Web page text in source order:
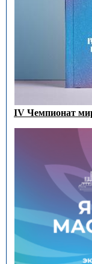
IV Чемпионат